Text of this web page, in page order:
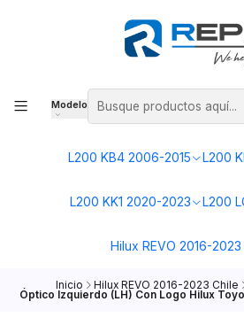
Modelo
L200 KB4 2006-2015 L200
L200 KK1 2020-2023 L200
Hilux REVO 2016-2023
Inicio Hilux REVO 2016-2023 Chile
Óptico Izquierdo (LH) Con Logo Hilux